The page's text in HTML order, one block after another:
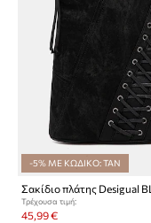
-5% ΜΕ ΚΩΔΙΚΟ: TAN
Τρέχουσα τιμή:
45,99 €